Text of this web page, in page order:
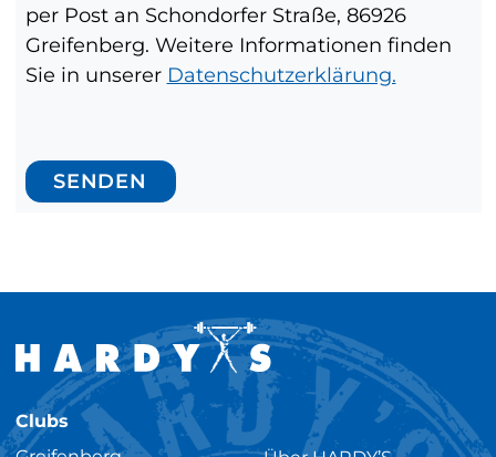
per Post an Schondorfer Straße, 86926
Greifenberg. Weitere Informationen finden
Sie in unserer Datenschutzerklärung.
SENDEN
Clubs